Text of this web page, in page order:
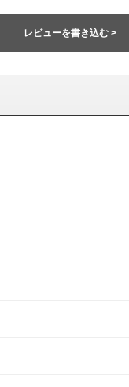
レビューを書き込む >